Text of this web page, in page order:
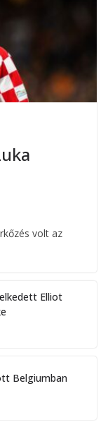
volt az
Elliot
Belgiumban